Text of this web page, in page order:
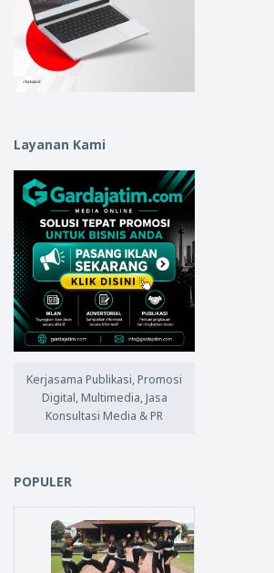
Layanan Kami
Kerjasama Publikasi, Promosi
Digital, Multimedia, Jasa
Konsultasi Media & PR
POPULER